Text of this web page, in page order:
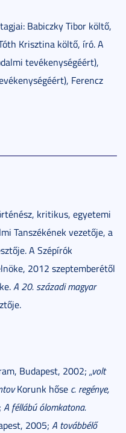
Babiczky Tibor költő,
Krisztina költő, író. A
tevékenységéért),
Ferencz
kritikus, egyetemi
Tanszékének vezetője, a
A Szépírók
2012 szeptemberétől
A 20. századi magyar
Budapest, 2002; „volt
Korunk hőse c. regénye,
A féllábú ólomkatona.
2005; A továbbélő